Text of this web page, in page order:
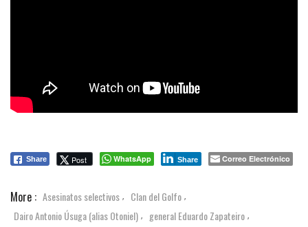
Share Post WhatsApp Share Correo Electrónico
More : Asesinatos selectivos , Clan del Golfo ,
Dairo Antonio Úsuga (alias Otoniel) , general Eduardo Zapateiro ,